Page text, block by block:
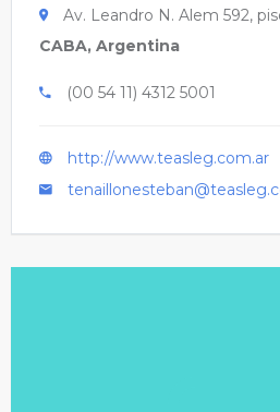
Av. Leandro N. Alem 592,
CABA, Argentina
(00 54 11) 4312 5001
http://www.teasleg.com.ar